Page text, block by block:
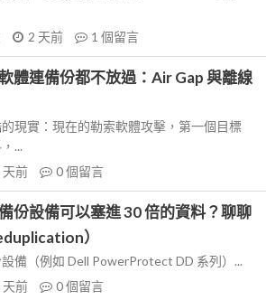
2 天前 1 個留言
體連備份都不放過：Air Gap 與離線
現實：現在的勒索軟體攻擊，第一個目標
...
天前 0個留言
份設備可以塞進 30 倍的資料？聊聊
）
備（例如 Dell PowerProtect DD 系列）...
天前 0個留言